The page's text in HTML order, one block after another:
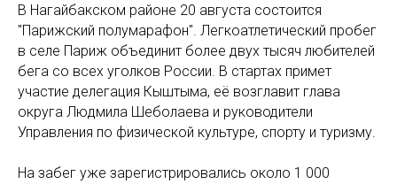
В Нагайбакском районе 20 августа состоится
"Парижский полумарафон". Легкоатлетический пробег
в селе Париж объединит более двух тысяч любителей
бега со всех уголков России. В стартах примет
участие делегация Кыштыма, её возглавит глава
округа Людмила Шеболаева и руководители
Управления по физической культуре, спорту и туризму.
На забег уже зарегистрировались около 1 000